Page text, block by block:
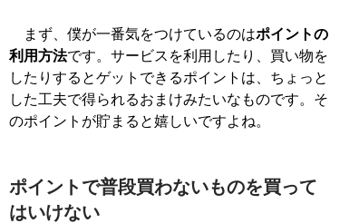
まず、僕が一番気をつけているのはポイントの
利用方法です。サービスを利用したり、買い物を
したりするとゲットできるポイントは、ちょっと
した工夫で得られるおまけみたいなものです。そ
のポイントが貯まると嬉しいですよね。
ポイントで普段買わないものを買って
はいけない